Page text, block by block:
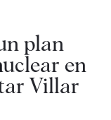
plan
en
Villar